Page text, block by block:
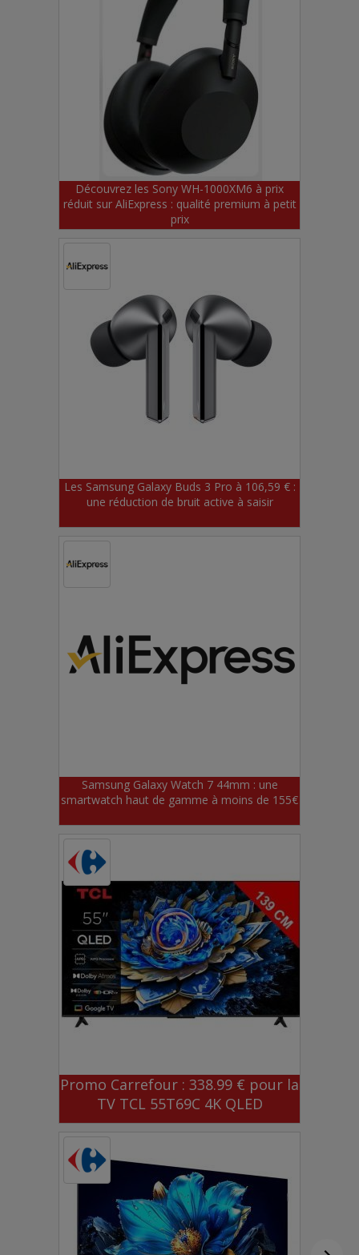
Découvrez les Sony WH-1000XM6 à prix
réduit sur AliExpress : qualité premium à petit
prix
Les Samsung Galaxy Buds 3 Pro à 106,59 € :
une réduction de bruit active à saisir
Samsung Galaxy Watch 7 44mm : une
smartwatch haut de gamme à moins de 155€
Promo Carrefour : 338.99 € pour la
TV TCL 55T69C 4K QLED